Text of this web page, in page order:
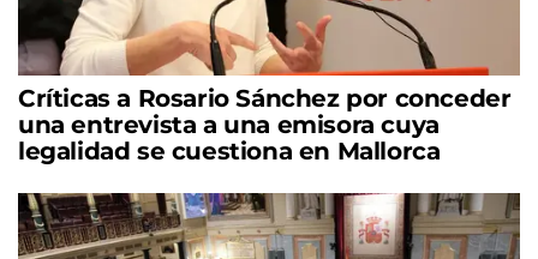
Críticas a Rosario Sánchez por conceder
una entrevista a una emisora cuya
legalidad se cuestiona en Mallorca